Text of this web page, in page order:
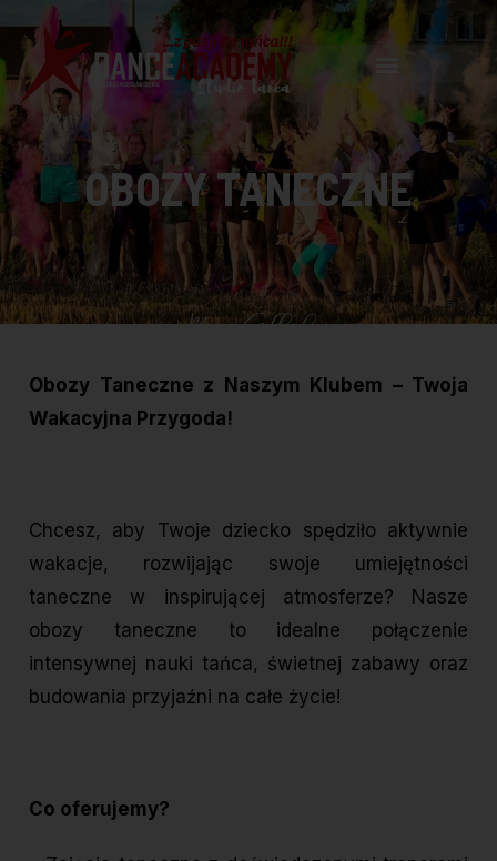
OBOZY TANECZNE
Obozy Taneczne z Naszym Klubem – Twoja
Wakacyjna Przygoda!
Chcesz, aby Twoje dziecko spędziło aktywnie
wakacje, rozwijając swoje umiejętności
taneczne w inspirującej atmosferze? Nasze
obozy taneczne to idealne połączenie
intensywnej nauki tańca, świetnej zabawy oraz
budowania przyjaźni na całe życie!
Co oferujemy?